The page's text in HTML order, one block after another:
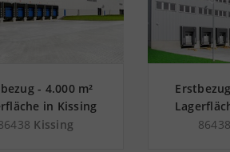
- 4.000 m²
in Kissing
naheKissing 86438